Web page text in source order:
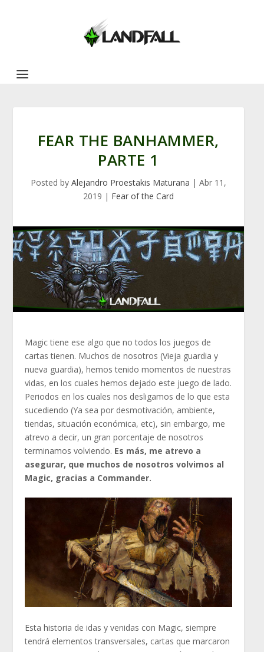
FEAR THE BANHAMMER,
PARTE 1
Posted by Alejandro Proestakis Maturana | Abr 11,
2019 | Fear of the Card
Magic tiene ese algo que no todos los juegos de
cartas tienen. Muchos de nosotros (Vieja guardia y
nueva guardia), hemos tenido momentos de nuestras
vidas, en los cuales hemos dejado este juego de lado.
Periodos en los cuales nos desligamos de lo que esta
sucediendo (Ya sea por desmotivación, ambiente,
tiendas, situación económica, etc), sin embargo, me
atrevo a decir, un gran porcentaje de nosotros
terminamos volviendo. Es más, me atrevo a
asegurar, que muchos de nosotros volvimos al
Magic, gracias a Commander.
Esta historia de idas y venidas con Magic, siempre
tendrá elementos transversales, cartas que marcaron